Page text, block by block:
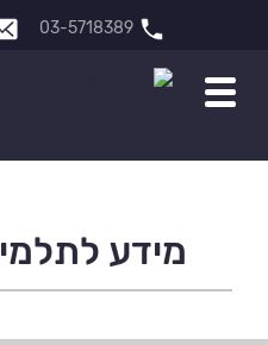
03-5718389
מידע